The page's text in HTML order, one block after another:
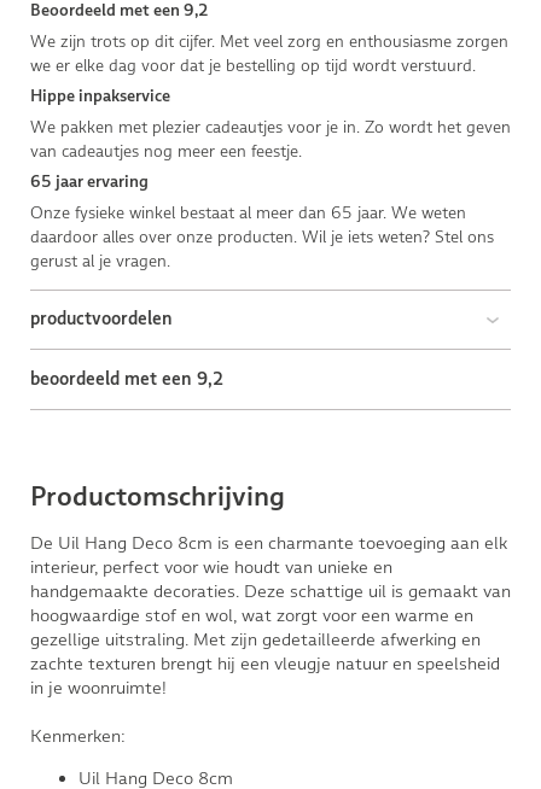
Beoordeeld met een 9,2
We zijn trots op dit cijfer. Met veel zorg en enthousiasme zorgen
we er elke dag voor dat je bestelling op tijd wordt verstuurd.
Hippe inpakservice
We pakken met plezier cadeautjes voor je in. Zo wordt het geven
van cadeautjes nog meer een feestje.
65 jaar ervaring
Onze fysieke winkel bestaat al meer dan 65 jaar. We weten
daardoor alles over onze producten. Wil je iets weten? Stel ons
gerust al je vragen.
productvoordelen
beoordeeld met een 9,2
Productomschrijving
De Uil Hang Deco 8cm is een charmante toevoeging aan elk
interieur, perfect voor wie houdt van unieke en
handgemaakte decoraties. Deze schattige uil is gemaakt van
hoogwaardige stof en wol, wat zorgt voor een warme en
gezellige uitstraling. Met zijn gedetailleerde afwerking en
zachte texturen brengt hij een vleugje natuur en speelsheid
in je woonruimte!
Kenmerken:
Uil Hang Deco 8cm